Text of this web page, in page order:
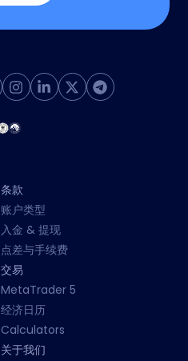
条款
账户类型
入金 & 提现
点差与手续费
交易
MetaTrader 5
经济日历
Calculators
关于我们